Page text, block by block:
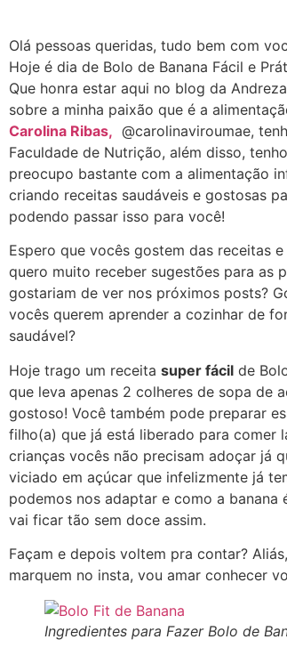
Olá pessoas queridas, tudo bem com
Hoje é dia de Bolo de Banana Fácil e
Que honra estar aqui no blog da
sobre a minha paixão que é a
Carolina Ribas, @carolinaviroumae,
Faculdade de Nutrição, além disso,
preocupo bastante com a alimentação
criando receitas saudáveis e gostosas
podendo passar isso para você!
Espero que vocês gostem das receitas
quero muito receber sugestões para as
gostariam de ver nos próximos posts?
vocês querem aprender a cozinhar de
saudável?
Hoje trago um receita super fácil de
que leva apenas 2 colheres de sopa de
gostoso! Você também pode preparar
filho(a) que já está liberado para comer
crianças vocês não precisam adoçar já
viciado em açúcar que infelizmente já
podemos nos adaptar e como a banana
vai ficar tão sem doce assim.
Façam e depois voltem pra contar?
marquem no insta, vou amar conhecer
Ingredientes para Fazer Bolo de